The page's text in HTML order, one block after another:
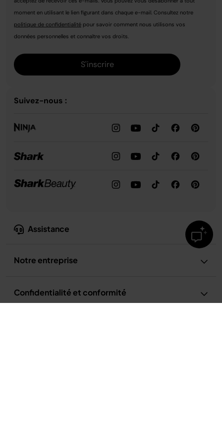
conviviale.
Pensés pour s’adapter à votre style de vie, les
barbecues Ninja allient design moderne, simplicité
d’utilisation et performances élevées. Découvrez
créez des moments gourmands inoubliables avec
un barbecue qui répond à toutes vos envies.
Assistance
Notre entreprise
Confidentialité et conformité
moment en utilisant le lien figurant dans chaque e-mail. Consultez notre
politique de confidentialité pour savoir comment nous utilisons vos
données personnelles et connaître vos droits.
S'inscrire
Suivez-nous :